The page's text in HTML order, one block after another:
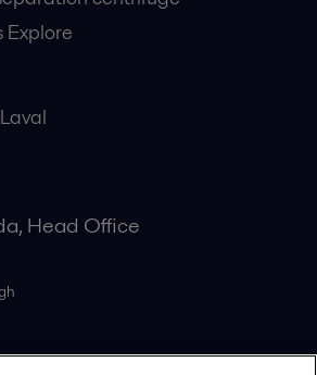
Explore
Head Office